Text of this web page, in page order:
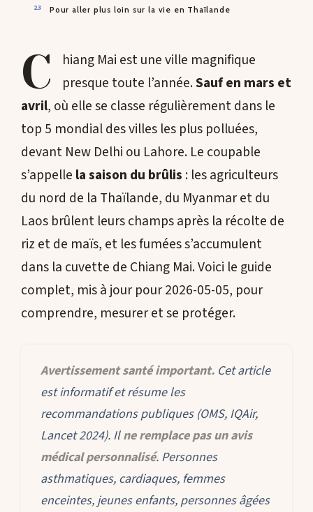
Pour aller plus loin sur la vie en Thaïlande
C
hiang Mai est une ville magnifique
presque toute l’année.Sauf en mars et
avril, où elle se classe régulièrement dans le
top 5 mondial des villes les plus polluées,
devant New Delhi ou Lahore. Le coupable
s’appelle la saison du brûlis : les agriculteurs
du nord de la Thaïlande, du Myanmar et du
Laos brûlent leurs champs après la récolte de
riz et de maïs, et les fumées s’accumulent
dans la cuvette de Chiang Mai. Voici le guide
complet, mis à jour pour 2026-05-05, pour
comprendre, mesurer et se protéger.
Avertissement santé important. Cet article
est informatif et résume les
recommandations publiques (OMS, IQAir,
Lancet 2024). Ilne remplace pas un avis
médical personnalisé. Personnes
asthmatiques, cardiaques, femmes
enceintes, jeunes enfants, personnes âgées